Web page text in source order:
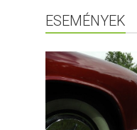
ESEMÉNYEK